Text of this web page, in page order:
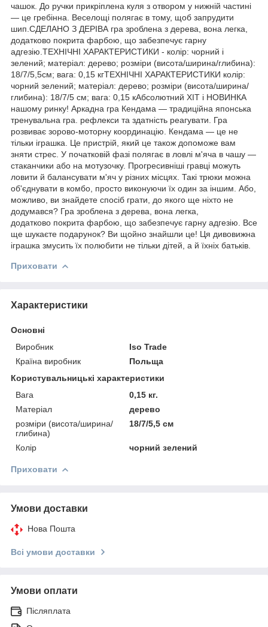
чашок. До ручки прикріплена куля з отвором у нижній частині
— це гребінна. Веселощі полягає в тому, щоб запрудити
шип.СДЕЛАНО З ДЕРІВА гра зроблена з дерева, вона легка,
додатково покрита фарбою, що забезпечує гарну
адгезію.ТЕХНІЧНІ ХАРАКТЕРИСТИКИ - колір: чорний і
зелений; матеріал: дерево; розміри (висота/ширина/глибина):
18/7/5,5см; вага: 0,15 кгТЕХНІЧНІ ХАРАКТЕРИСТИКИ колір:
чорний зелений; матеріал: дерево; розміри (висота/ширина/
глибина): 18/7/5 см; вага: 0,15 кАбсолютний ХІТ і НОВИНКА
нашому ринку! Аркадна гра Кендама — традиційна японська
тренувальна гра. рефлекси та здатність реагувати. Гра
розвиває зорово-моторну координацію. Кендама — це не
тільки іграшка. Це пристрій, який це також допоможе вам
зняти стрес. У початковій фазі полягає в ловлі м'яча в чашу —
стаканчики або на мотузочку. Прогресивніші гравці можуть
ловити й балансувати м'яч у різних місцях. Такі трюки можна
об'єднувати в комбо, просто виконуючи їх один за іншим. Або,
можливо, ви знайдете спосіб грати, до якого ще ніхто не
додумався? Гра зроблена з дерева, вона легка,
додатково покрита фарбою, що забезпечує гарну адгезію. Все
ще шукаєте подарунок? Ви щойно знайшли це! Ця дивовижна
іграшка змусить їх полюбити не тільки дітей, а й їхніх батьків.
Приховати
Характеристики
Основні
Виробник
Iso Trade
Країна виробник
Польща
Користувальницькі характеристики
Вага
0,15 кг.
Матеріал
дерево
розміри (висота/ширина/
глибина)
18/7/5,5 см
Колір чорний зелений
Приховати
Умови доставки
Нова Пошта
Всі умови доставки
Умови оплати
Післяплата